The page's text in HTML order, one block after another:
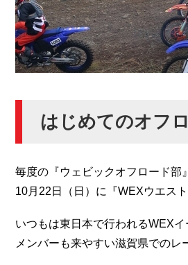
はじめてのオフ
毎度の『ウェビックオフロード部
10月22日（日）に『WEXウエス
いつもは東日本で行われるWEX
メンバーも来やすい滋賀県でのレ